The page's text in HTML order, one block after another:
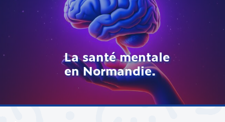
La santé mentale
en Normandie.